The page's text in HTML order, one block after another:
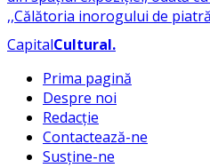
CapitalCultural.
Prima pagină
Despre noi
Redacție
Contactează-ne
Susține-ne